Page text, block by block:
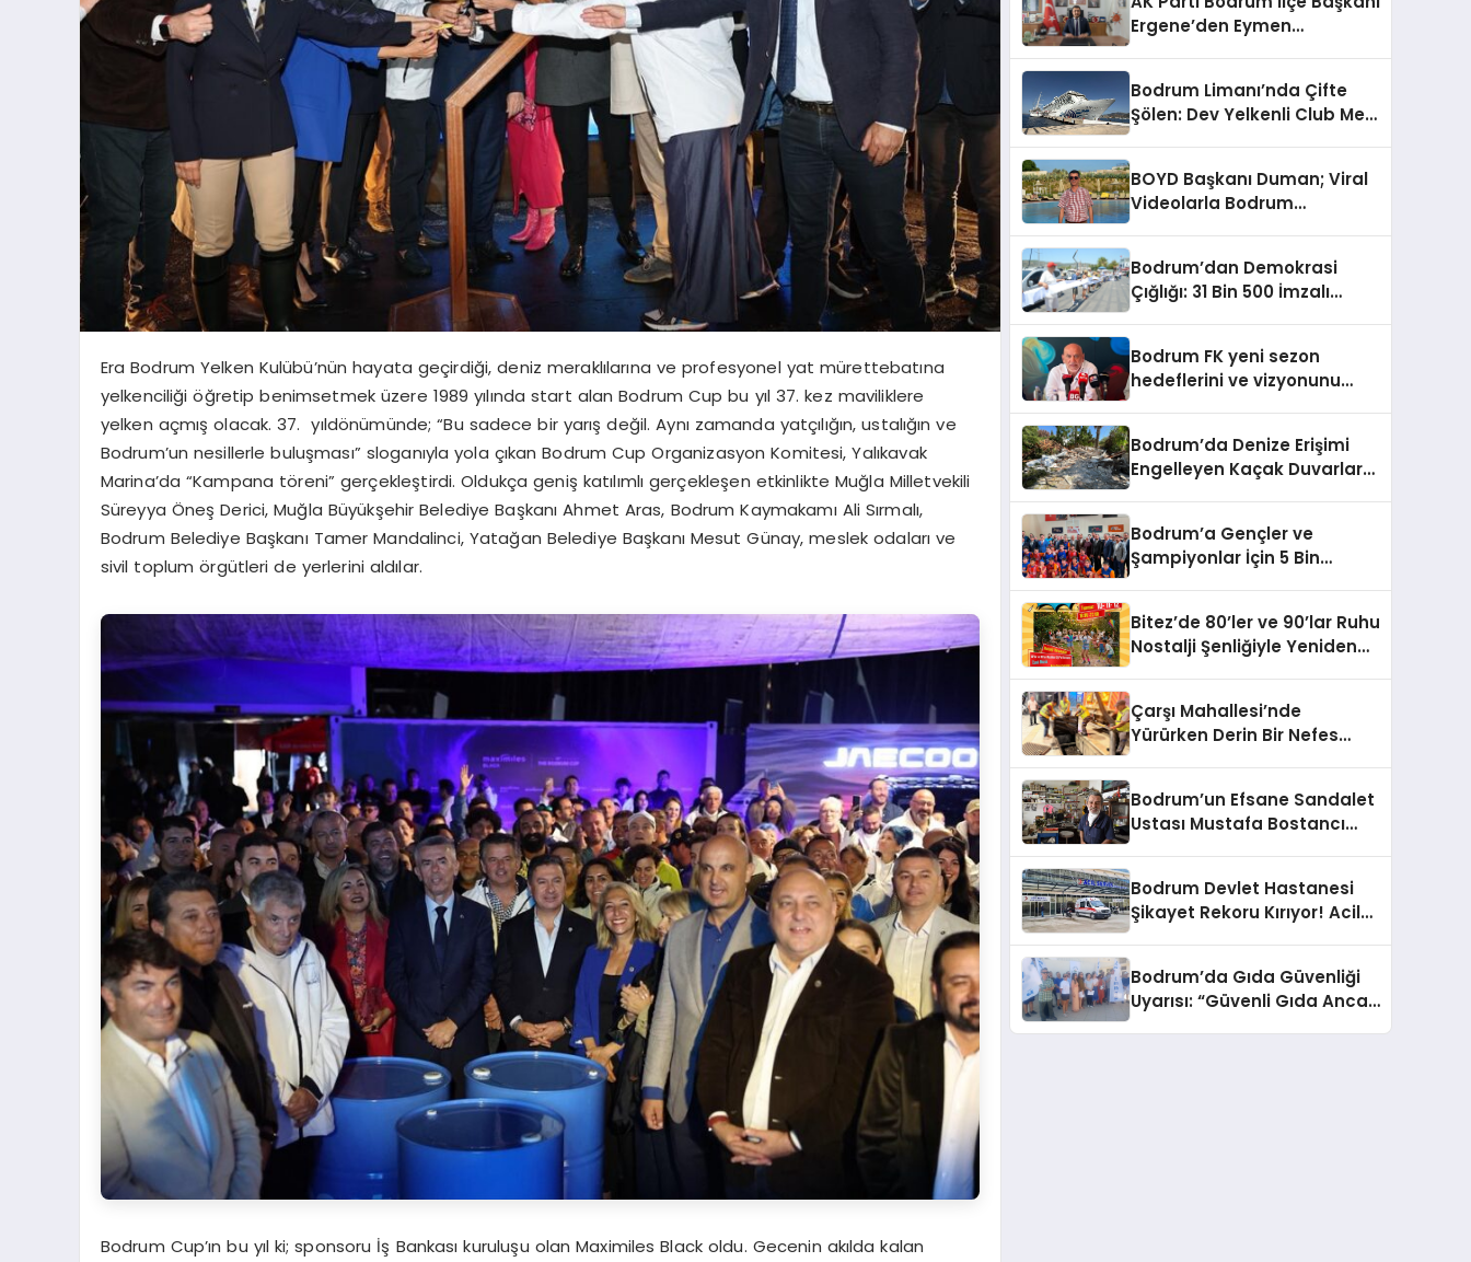
Era Bodrum Yelken Kulübü’nün hayata geçirdiği, deniz meraklılarına ve profesyonel yat mürettebatına
yelkenciliği öğretip benimsetmek üzere 1989 yılında start alan Bodrum Cup bu yıl 37. kez maviliklere
yelken açmış olacak. 37. yıldönümünde; “Bu sadece bir yarış değil. Aynı zamanda yatçılığın, ustalığın ve
Bodrum’un nesillerle buluşması” sloganıyla yola çıkan Bodrum Cup Organizasyon Komitesi, Yalıkavak
Marina’da “Kampana töreni” gerçekleştirdi. Oldukça geniş katılımlı gerçekleşen etkinlikte Muğla Milletvekili
Süreyya Öneş Derici, Muğla Büyükşehir Belediye Başkanı Ahmet Aras, Bodrum Kaymakamı Ali Sırmalı,
Bodrum Belediye Başkanı Tamer Mandalinci, Yatağan Belediye Başkanı Mesut Günay, meslek odaları ve
sivil toplum örgütleri de yerlerini aldılar.
Bodrum Cup’ın bu yıl ki; sponsoru İş Bankası kuruluşu olan Maximiles Black oldu. Gecenin akılda kalan
Ergene’den Eymen
Malzeme Yapılmasını
Kınıyorum”
Bodrum Limanı’nda Çifte
Şölen: Dev Yelkenli Club Med
BOYD Başkanı Duman; Viral
Videolarla Bodrum
Bodrum’dan Demokrasi
Çığlığı: 31 Bin 500 İmzalı
Bodrum FK yeni sezon
hedeflerini ve vizyonunu
Bodrum’da Denize Erişimi
Engelleyen Kaçak Duvarlar
Bodrum’a Gençler ve
Şampiyonlar İçin 5 Bin
Bitez’de 80’ler ve 90’lar Ruhu
Nostalji Şenliğiyle Yeniden
Çarşı Mahallesi’nde
Yürürken Derin Bir Nefes
Bodrum’un Efsane Sandalet
Ustası Mustafa Bostancı
Bodrum Devlet Hastanesi
Şikayet Rekoru Kırıyor! Acil
Bodrum’da Gıda Güvenliği
Uyarısı: “Güvenli Gıda Ancak